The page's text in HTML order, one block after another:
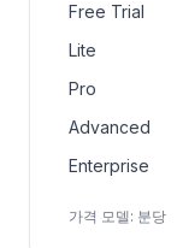
Free Trial
Lite
Pro
Advanced
Enterprise
가격 모델: 분당